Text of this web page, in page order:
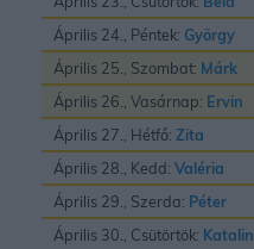
Április 24., Péntek: György
Április 25., Szombat: Márk
Április 26., Vasárnap: Ervin
Április 27., Hétfő: Zita
Április 28., Kedd: Valéria
Április 29., Szerda: Péter
Április 30., Csütörtök: Katalin